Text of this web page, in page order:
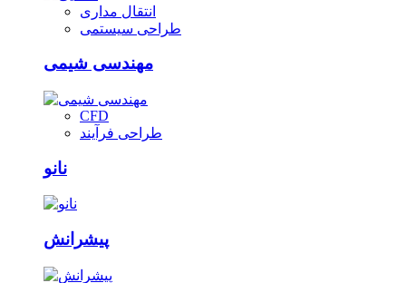
انتقال مداری
طراحی سیستمی
مهندسی شیمی
CFD
طراحی فرآیند
نانو
پیشرانش